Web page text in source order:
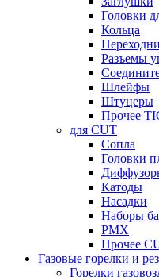
Головки
Кольца
Разъемы
Шлейфы
Штуцеры
Прочее
для CUT
Сопла
Головки
Катоды
Насадки
Наборы
PMX
Прочее
Газовые горелки и
Горелки